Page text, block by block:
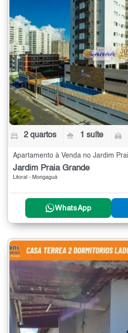
2 quartos 1 suíte
Jardim Praia Grande
Litoral - Mongaguá
WhatsApp